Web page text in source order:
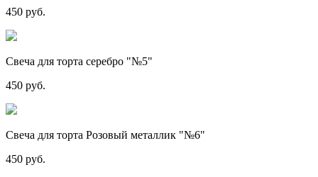
450 руб.
Свеча для торта серебро "№5"
450 руб.
Свеча для торта Розовый металлик "№6"
450 руб.